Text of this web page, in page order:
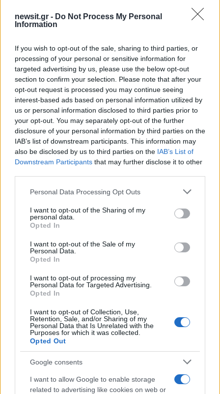
newsit.gr - Do Not Process My Personal
Information
If you wish to opt-out of the sale, sharing to third parties, or
processing of your personal or sensitive information for
targeted advertising by us, please use the below opt-out
section to confirm your selection. Please note that after your
opt-out request is processed you may continue seeing
interest-based ads based on personal information utilized by
us or personal information disclosed to third parties prior to
your opt-out. You may separately opt-out of the further
disclosure of your personal information by third parties on the
IAB’s list of downstream participants. This information may
also be disclosed by us to third parties on the IAB’s List of
Downstream Participants that may further disclose it to other
Please note that this website/app uses one or more Google
not limited to your visit or usage behaviour. You may click to
grant or deny consent to Google and its third-party tags to
use your data for below specified purposes in below Google
consent section.
Personal Data Processing Opt Outs
I want to opt-out of the Sharing of my
personal data.
Opted In
I want to opt-out of the Sale of my
Personal Data.
Opted In
I want to opt-out of processing my
Personal Data for Targeted Advertising.
Opted In
I want to opt-out of Collection, Use,
Retention, Sale, and/or Sharing of my
Personal Data that Is Unrelated with the
Purposes for which it was collected.
Opted Out
Google consents
I want to allow Google to enable storage
related to advertising like cookies on web or
Σχόλια
Σχολίασε εδώ
50 /50
2000 /2000
Όροι Χρήσης . Το site προστατεύεται από reCAPTCHA, ισχύουν
Αθλητικά
EUROLEAGUE
ΠΑΝΑΘΗΝΑΙΚΟΣ
Share:
Ακολουθήστε το Νewsit.gr στοGoogle Newsκαι
ενημερωθείτε πρώτοι για όλη την ειδησεογραφία και τα
Γιαννακόπουλος στην
προπόνηση του
πρώτη φορά βασικός
την Μπράιτον σε ματς